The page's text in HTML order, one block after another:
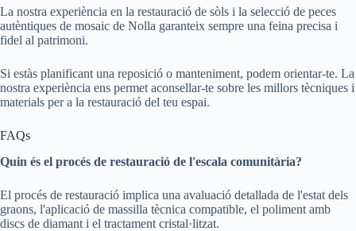
La nostra experiència en la restauració de sòls i la selecció de peces
autèntiques de mosaic de Nolla garanteix sempre una feina precisa i
fidel al patrimoni.
Si estàs planificant una reposició o manteniment, podem orientar-te. La
nostra experiència ens permet aconsellar-te sobre les millors tècniques i
materials per a la restauració del teu espai.
FAQs
Quin és el procés de restauració de l'escala comunitària?
El procés de restauració implica una avaluació detallada de l'estat dels
graons, l'aplicació de massilla tècnica compatible, el poliment amb
discs de diamant i el tractament cristal·litzat.